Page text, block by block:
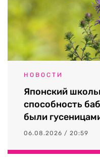
НОВОСТИ
Японский
способность
были
06.08.2026 / 20:59